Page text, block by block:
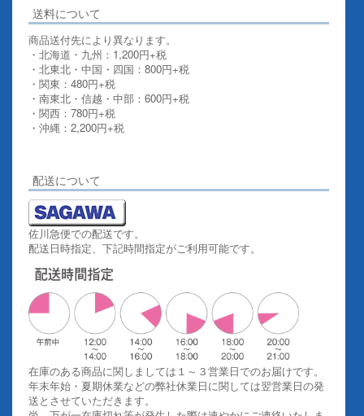
送料について
商品送付先により異なります。
・北海道・九州：1,200円+税
・北東北・中国・四国：800円+税
・関東：480円+税
・南東北・信越・中部：600円+税
・関西：780円+税
・沖縄：2,200円+税
配送について
佐川急便での配送です。
配送日時指定、下記時間指定がご利用可能です。
在庫のある商品に関しましては１～３営業日でのお届けです。
年末年始・夏期休業などの弊社休業日に関しては翌営業日の発
送とさせていただきます。